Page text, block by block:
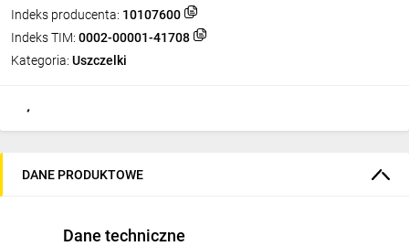
Indeks producenta: 10107600
Indeks TIM: 0002-00001-41708
Kategoria: Uszczelki
DANE PRODUKTOWE
Dane techniczne